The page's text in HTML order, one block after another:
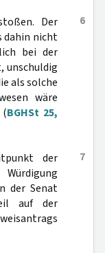
6
Der
dahin nicht
bei der
unschuldig
als solche
wäre
BGHSt 25,
7
der
der Senat
auf der